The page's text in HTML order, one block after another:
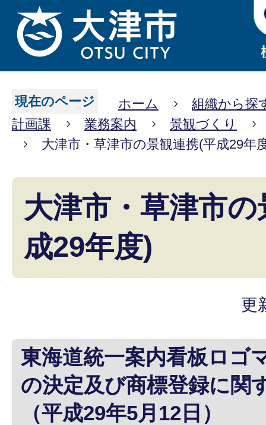
現在のページ ホーム
組織から探
計画課
業務案内
景観づくり
大津市・草津市の景観連携(平成29年
大津市・草津市
成29年度)
更
東海道統一案内看板ロゴ
の決定及び商標登録に関
（平成29年5月12日）